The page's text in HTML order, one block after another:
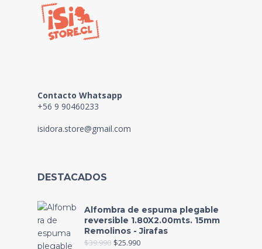
Contacto Whatsapp
+56 9 90460233
isidora.store@gmail.com
DESTACADOS
Alfombra de espuma plegable
reversible 1.80X2.00mts. 15mm
Remolinos - Jirafas
$39.990 $25.990